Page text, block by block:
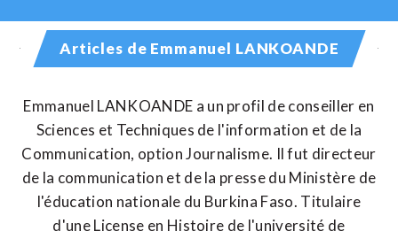
Articles de Emmanuel LANKOANDE
Emmanuel LANKOANDE a un profil de conseiller en
Sciences et Techniques de l'information et de la
Communication, option Journalisme. Il fut directeur
de la communication et de la presse du Ministère de
l'éducation nationale du Burkina Faso. Titulaire
d'une License en Histoire de l'université de